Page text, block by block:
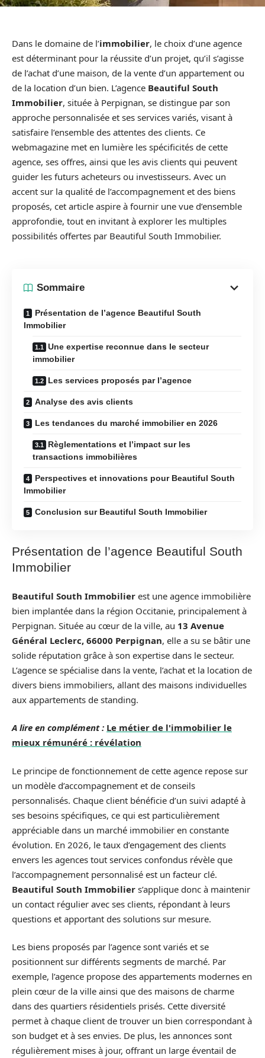
Dans le domaine de l’immobilier, le choix d’une agence
est déterminant pour la réussite d’un projet, qu’il s’agisse
de l’achat d’une maison, de la vente d’un appartement ou
de la location d’un bien. L’agence Beautiful South
Immobilier, située à Perpignan, se distingue par son
approche personnalisée et ses services variés, visant à
satisfaire l’ensemble des attentes des clients. Ce
webmagazine met en lumière les spécificités de cette
agence, ses offres, ainsi que les avis clients qui peuvent
guider les futurs acheteurs ou investisseurs. Avec un
accent sur la qualité de l’accompagnement et des biens
proposés, cet article aspire à fournir une vue d’ensemble
approfondie, tout en invitant à explorer les multiples
possibilités offertes par Beautiful South Immobilier.
Sommaire
Présentation de l’agence Beautiful South
Immobilier
Une expertise reconnue dans le secteur
immobilier
Les services proposés par l’agence
Analyse des avis clients
Les tendances du marché immobilier en 2026
Règlementations et l’impact sur les
transactions immobilières
Perspectives et innovations pour Beautiful South
Immobilier
Conclusion sur Beautiful South Immobilier
Présentation de l’agence Beautiful South
Immobilier
Beautiful South Immobilier est une agence immobilière
bien implantée dans la région Occitanie, principalement à
Perpignan. Située au cœur de la ville, au 13 Avenue
Général Leclerc, 66000 Perpignan, elle a su se bâtir une
solide réputation grâce à son expertise dans le secteur.
L’agence se spécialise dans la vente, l’achat et la location de
divers biens immobiliers, allant des maisons individuelles
aux appartements de standing.
A lire en complément : Le métier de l'immobilier le
mieux rémunéré : révélation
Le principe de fonctionnement de cette agence repose sur
un modèle d’accompagnement et de conseils
personnalisés. Chaque client bénéficie d’un suivi adapté à
ses besoins spécifiques, ce qui est particulièrement
appréciable dans un marché immobilier en constante
évolution. En 2026, le taux d’engagement des clients
envers les agences tout services confondus révèle que
l’accompagnement personnalisé est un facteur clé.
Beautiful South Immobilier s’applique donc à maintenir
un contact régulier avec ses clients, répondant à leurs
questions et apportant des solutions sur mesure.
Les biens proposés par l’agence sont variés et se
positionnent sur différents segments de marché. Par
exemple, l’agence propose des appartements modernes en
plein cœur de la ville ainsi que des maisons de charme
dans des quartiers résidentiels prisés. Cette diversité
permet à chaque client de trouver un bien correspondant à
son budget et à ses envies. De plus, les annonces sont
régulièrement mises à jour, offrant un large éventail de